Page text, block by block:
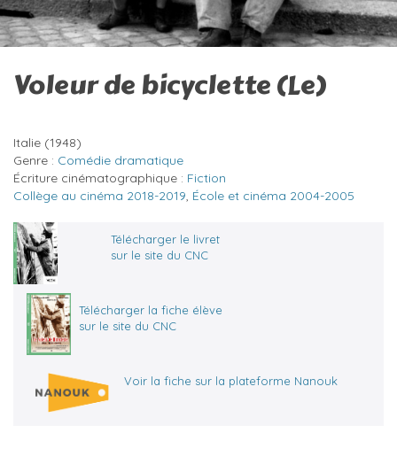
Voleur de bicyclette (Le)
Italie (1948)
Genre : Comédie dramatique
Écriture cinématographique : Fiction
Collège au cinéma 2018-2019, École et cinéma 2004-2005
Télécharger le livret
sur le site du CNC
Télécharger la fiche élève
sur le site du CNC
Voir la fiche sur la plateforme Nanouk